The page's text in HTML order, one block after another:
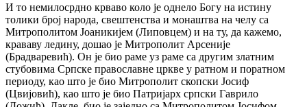
И то немилосрдно крваво коло је однело Богу на истину
толики број народа, свештенства и монаштва на челу са
Митрополитом Јоаникијем (Липовцем) и на ту, да кажемо,
крававу ледину, дошао је Митрополит Арсеније
(Брадваревић). Он је био раме уз раме са другим златним
стубовима Српске православне цркве у ратном и поратном
периоду, као што је био Митрополит скопски Јосиф
(Цвијовић), као што је био Патријарх српски Гаврило